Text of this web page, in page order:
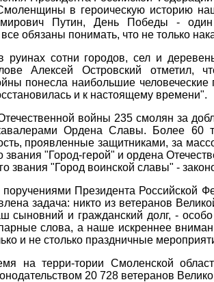
в героическую историю
Путин, День Победы - один
обязаны понимать, что не только
руинах сотни городов, сел и
Алексей Островский
понесла наибольшие
и к настоящему времени".
войны 235 смолян за
Ордена Славы. Более 60
проявленные защитниками, за
звания "Город-герой" и ордена
звания "Город воинской славы" -
поручениями Президента Российской
задача: никто из ветеранов
сыновний и гражданский долг, -
слова, а наше искреннее
и не столько праздничные
на терри-тории Смоленской
20 728 ветеранов